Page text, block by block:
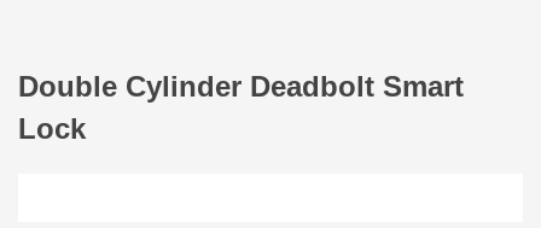
Double Cylinder Deadbolt Smart
Lock